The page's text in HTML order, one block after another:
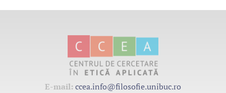
E-mail: ccea.info@filosofie.unibuc.ro